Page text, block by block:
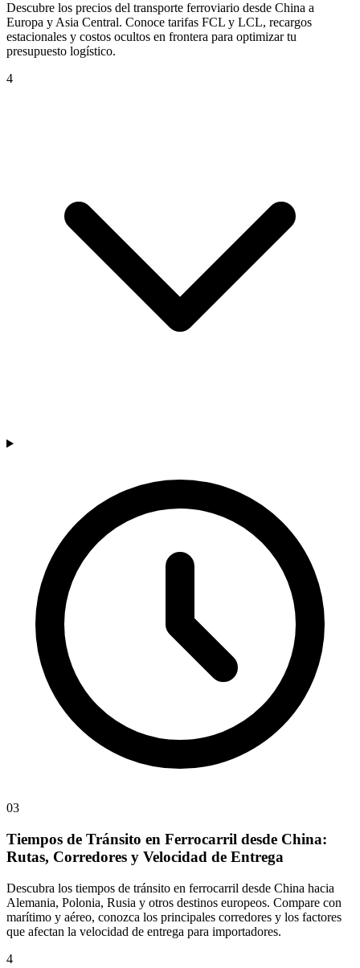
Descubre los precios del transporte ferroviario desde China a
Europa y Asia Central. Conoce tarifas FCL y LCL, recargos
estacionales y costos ocultos en frontera para optimizar tu
presupuesto logístico.
4
03
Tiempos de Tránsito en Ferrocarril desde China:
Rutas, Corredores y Velocidad de Entrega
Descubra los tiempos de tránsito en ferrocarril desde China hacia
Alemania, Polonia, Rusia y otros destinos europeos. Compare con
marítimo y aéreo, conozca los principales corredores y los factores
que afectan la velocidad de entrega para importadores.
4